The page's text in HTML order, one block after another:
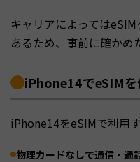
キャリアによっては
あるため、事前に確かめ
iPhone14でeSIMを
iPhone14をeSIMで利用
物理カードなしで通信・通